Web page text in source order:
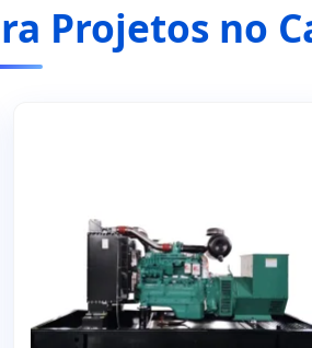
Projetos no